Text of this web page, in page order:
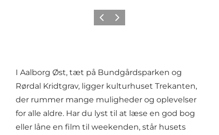
ForrigeNæste
I Aalborg Øst, tæt på Bundgårdsparken og
Rørdal Kridtgrav, ligger kulturhuset Trekanten,
der rummer mange muligheder og oplevelser
for alle aldre. Har du lyst til at læse en god bog
eller låne en film til weekenden, står husets